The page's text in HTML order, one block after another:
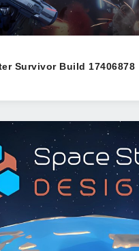
Survivor Build 17406878